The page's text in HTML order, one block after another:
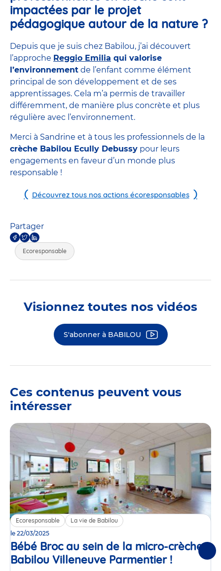
impactées par le projet
pédagogique autour de la nature ?
Depuis que je suis chez Babilou, j’ai découvert
l’approche Reggio Emilia qui valorise
l’environnement de l’enfant comme élément
principal de son développement et de ses
apprentissages. Cela m’a permis de travailler
différemment, de manière plus concrète et plus
régulière avec l’environnement.
Merci à Sandrine et à tous les professionnels de la
crèche Babilou Ecully Debussy pour leurs
engagements en faveur d’un monde plus
responsable !
Découvrez tous nos actions écoresponsables
Partager
Ecoresponsable
Visionnez toutes nos vidéos
S'abonner à BABILOU
Ces contenus peuvent vous
intéresser
Ecoresponsable
La vie de Babilou
le 22/03/2025
Bébé Broc au sein de la micro-crèche
Babilou Villeneuve Parmentier !